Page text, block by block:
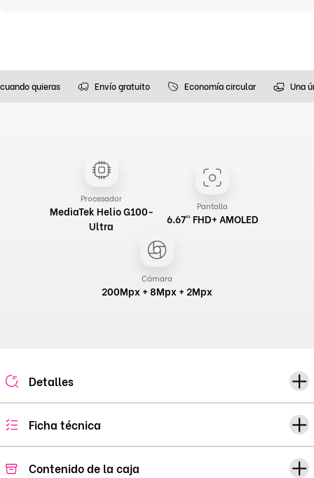
quieras Envío gratuito Economía circular Una
Procesador
MediaTek Helio G100-
Ultra
Pantalla
6.67" FHD+ AMOLED
Cámara
200Mpx + 8Mpx + 2Mpx
Detalles
Ficha técnica
Contenido de la caja